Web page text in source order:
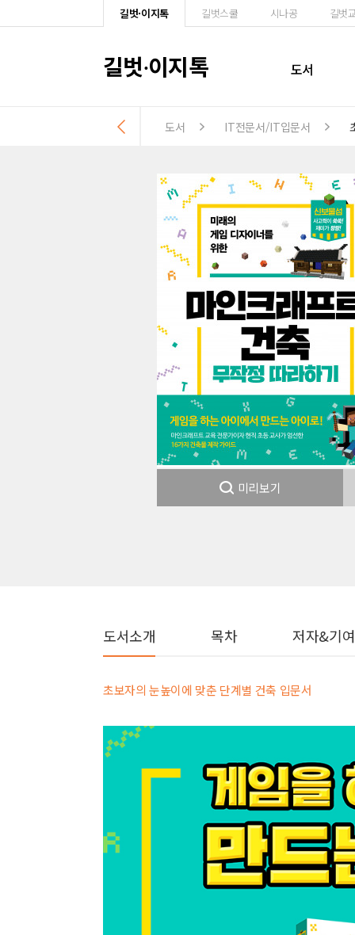
길벗·이지톡 길벗스쿨 시나공 길벗
길벗·이지톡 도서
도서 IT전문서/IT입문서
미리보기
도서소개 목차 저자&기
초보자의 눈높이에 맞춘 단계별 건축 입문서